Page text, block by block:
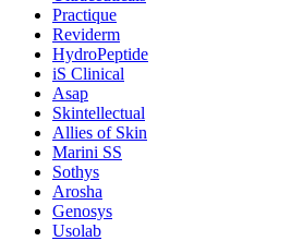
Practique
Reviderm
HydroPeptide
iS Clinical
Asap
Skintellectual
Allies of Skin
Marini SS
Sothys
Arosha
Genosys
Usolab